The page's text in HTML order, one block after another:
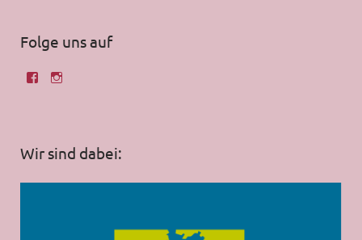
Folge uns auf
Wir sind dabei: